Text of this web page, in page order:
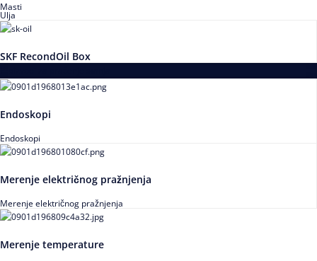
Masti
Ulja
SKF RecondOil Box
Endoskopi
Endoskopi
Merenje električnog pražnjenja
Merenje električnog pražnjenja
Merenje temperature